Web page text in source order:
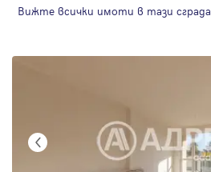
Вижте всички имоти в тази сграда